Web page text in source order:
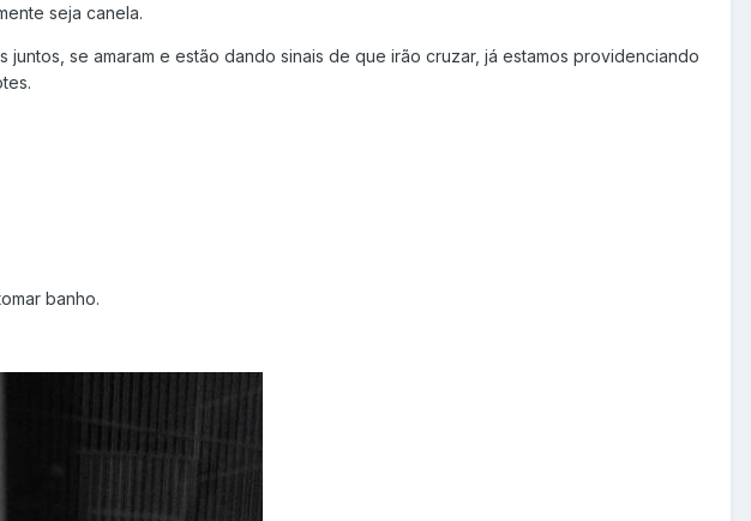
seja canela.
se amaram e estão dando sinais de que irão cruzar, já estamos providenciando
banho.